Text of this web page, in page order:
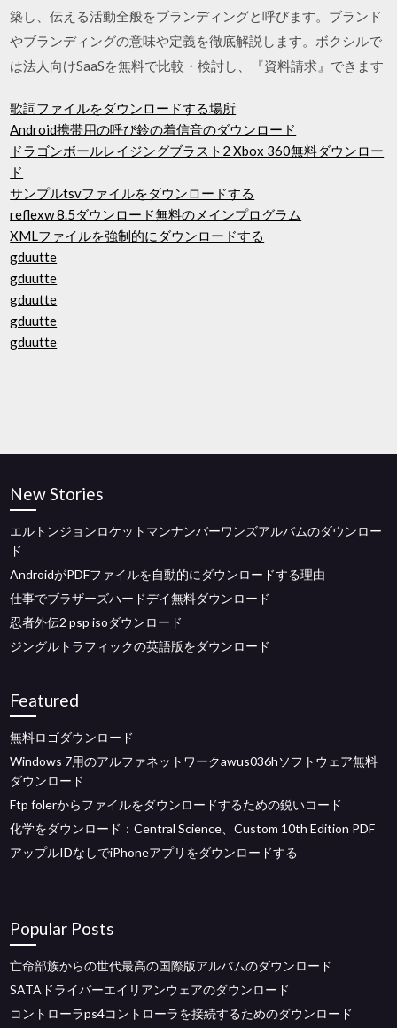
築し、伝える活動全般をブランディングと呼びます。ブランド
やブランディングの意味や定義を徹底解説します。ボクシルで
は法人向けSaaSを無料で比較・検討し、『資料請求』できます
歌詞ファイルをダウンロードする場所
Android携帯用の呼び鈴の着信音のダウンロード
ドラゴンボールレイジングブラスト2 Xbox 360無料ダウンロー
ド
サンプルtsvファイルをダウンロードする
reflexw 8.5ダウンロード無料のメインプログラム
XMLファイルを強制的にダウンロードする
gduutte
gduutte
gduutte
gduutte
gduutte
New Stories
エルトンジョンロケットマンナンバーワンズアルバムのダウンロー
ド
AndroidがPDFファイルを自動的にダウンロードする理由
仕事でブラザーズハードデイ無料ダウンロード
忍者外伝2 psp isoダウンロード
ジングルトラフィックの英語版をダウンロード
Featured
無料ロゴダウンロード
Windows 7用のアルファネットワークawus036hソフトウェア無料
ダウンロード
Ftp folerからファイルをダウンロードするための鋭いコード
化学をダウンロード：Central Science、Custom 10th Edition PDF
アップルIDなしでiPhoneアプリをダウンロードする
Popular Posts
亡命部族からの世代最高の国際版アルバムのダウンロード
SATAドライバーエイリアンウェアのダウンロード
コントローラps4コントローラを接続するためのダウンロード